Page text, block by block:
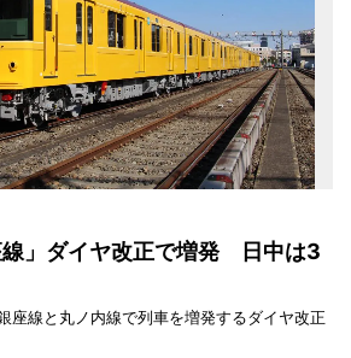
線」ダイヤ改正で増発 日中は3
座線と丸ノ内線で列車を増発するダイヤ改正